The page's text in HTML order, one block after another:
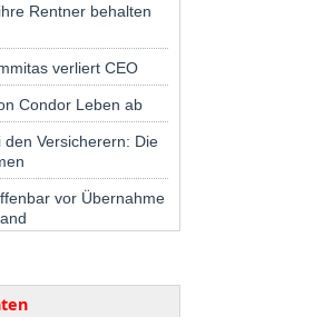
Rentner behalten
verliert CEO
Condor Leben ab
Versicherern: Die
vor Übernahme